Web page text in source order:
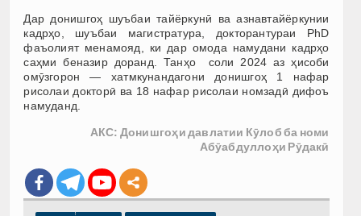
Дар донишгоҳ шуъбаи тайёркунӣ ва азнавтайёркунии
кадрҳо, шуъбаи магистратура, докторантураи PhD
фаъолият менамояд, ки дар омода намудани кадрҳо
саҳми беназир доранд. Танҳо соли 2024 аз ҳисоби
омӯзгорон — хатмкунандагони донишгоҳ 1 нафар
рисолаи докторӣ ва 18 нафар рисолаи номзадӣ дифоъ
намуданд.
АКС: Донишгоҳи давлатии Кӯлоб ба номи
Абӯабдуллоҳи Рӯдакӣ